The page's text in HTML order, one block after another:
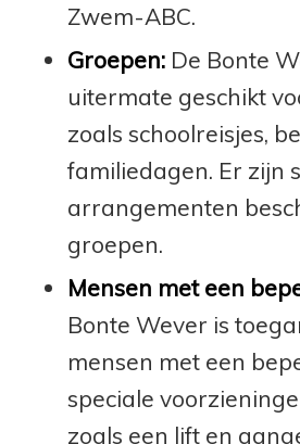
Zwem-ABC.
Groepen:De Bonte
uitermate geschikt
zoals schoolreisjes,
familiedagen. Er zijn
arrangementen
groepen.
Mensen met een
Bonte Wever is
mensen met een
speciale
zoals een lift en